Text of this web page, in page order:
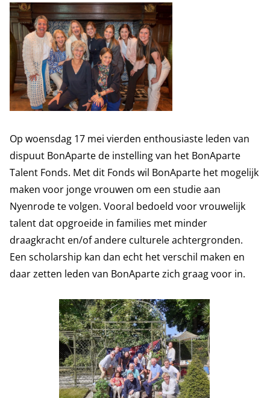
Op woensdag 17 mei vierden enthousiaste leden van
dispuut BonAparte de instelling van het BonAparte
Talent Fonds. Met dit Fonds wil BonAparte het mogelijk
maken voor jonge vrouwen om een studie aan
Nyenrode te volgen. Vooral bedoeld voor vrouwelijk
talent dat opgroeide in families met minder
draagkracht en/of andere culturele achtergronden.
Een scholarship kan dan echt het verschil maken en
daar zetten leden van BonAparte zich graag voor in.